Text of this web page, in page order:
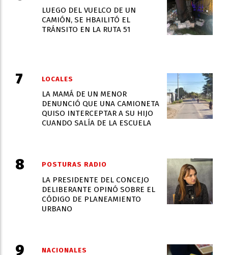
LUEGO DEL VUELCO DE UN
CAMIÓN, SE HBAILITÓ EL
TRÁNSITO EN LA RUTA 51
LA MAMÁ DE UN MENOR
DENUNCIÓ QUE UNA CAMIONETA
QUISO INTERCEPTAR A SU HIJO
CUANDO SALÍA DE LA ESCUELA
LOCALES
LA PRESIDENTE DEL CONCEJO
DELIBERANTE OPINÓ SOBRE EL
CÓDIGO DE PLANEAMIENTO
URBANO
POSTURAS RADIO
NACIONALES